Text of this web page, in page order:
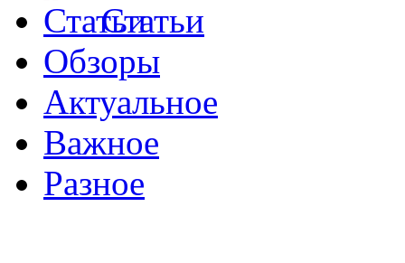
Статьи
Обзоры
Актуальное
Важное
Разное